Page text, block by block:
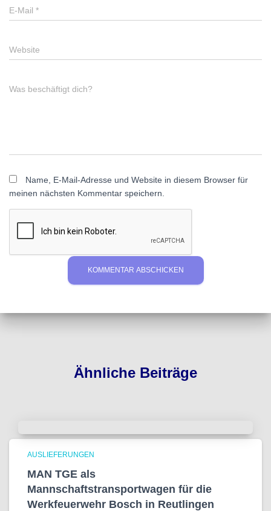
E-Mail *
Website
Was beschäftigt dich?
Name, E-Mail-Adresse und Website in diesem Browser für
meinen nächsten Kommentar speichern.
Ähnliche Beiträge
AUSLIEFERUNGEN
MAN TGE als
Mannschaftstransportwagen für die
Werkfeuerwehr Bosch in Reutlingen